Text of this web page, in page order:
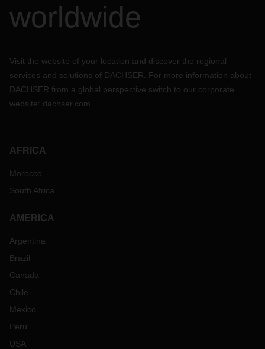
worldwide
Visit the website of your location and discover the regional
services and solutions of DACHSER. For more information about
DACHSER from a global perspective switch to our corporate
website: dachser.com
AFRICA
Morocco
South Africa
AMERICA
Argentina
Brazil
Canada
Chile
Mexico
Peru
USA